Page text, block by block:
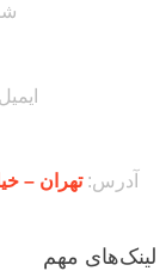
آدرس:تهران –
لینک‌های مهم